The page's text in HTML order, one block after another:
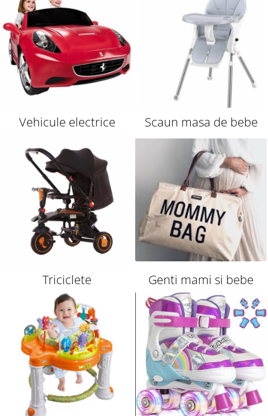
Vehicule electrice Scaun masa de bebe
Triciclete Genti mami si bebe